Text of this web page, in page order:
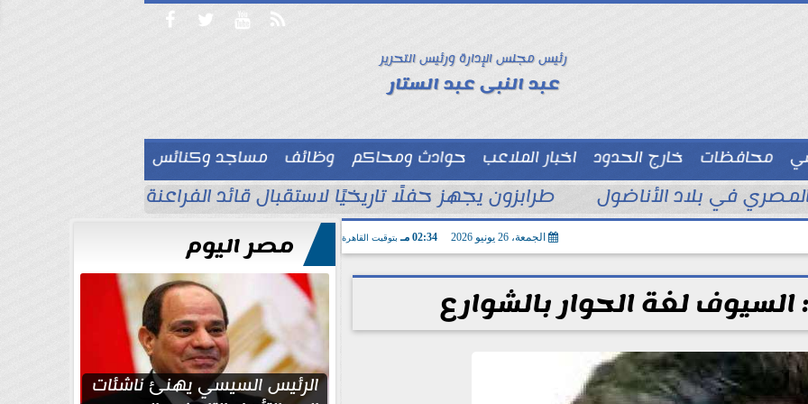
   
رئيس مجلس الإدارة ورئيس التحرير
عبد النبى عبد الستار
محافظات خارج الحدود اخبار الملاعب حوادث ومحاكم وظائف
مساجد وكنائس
توك شو  في بلاد الأناضول طرابزون يجهز حفلًا تاريخيًا لاستقبال قائد الفراعنة محمد صلاح..
الجمعة، 26 يونيو 2026 02:34 مـ بتوقيت القاهرة
لغة الحوار بالشوارع
مصر اليوم
الرئيس السيسي يهنئ ناشئات